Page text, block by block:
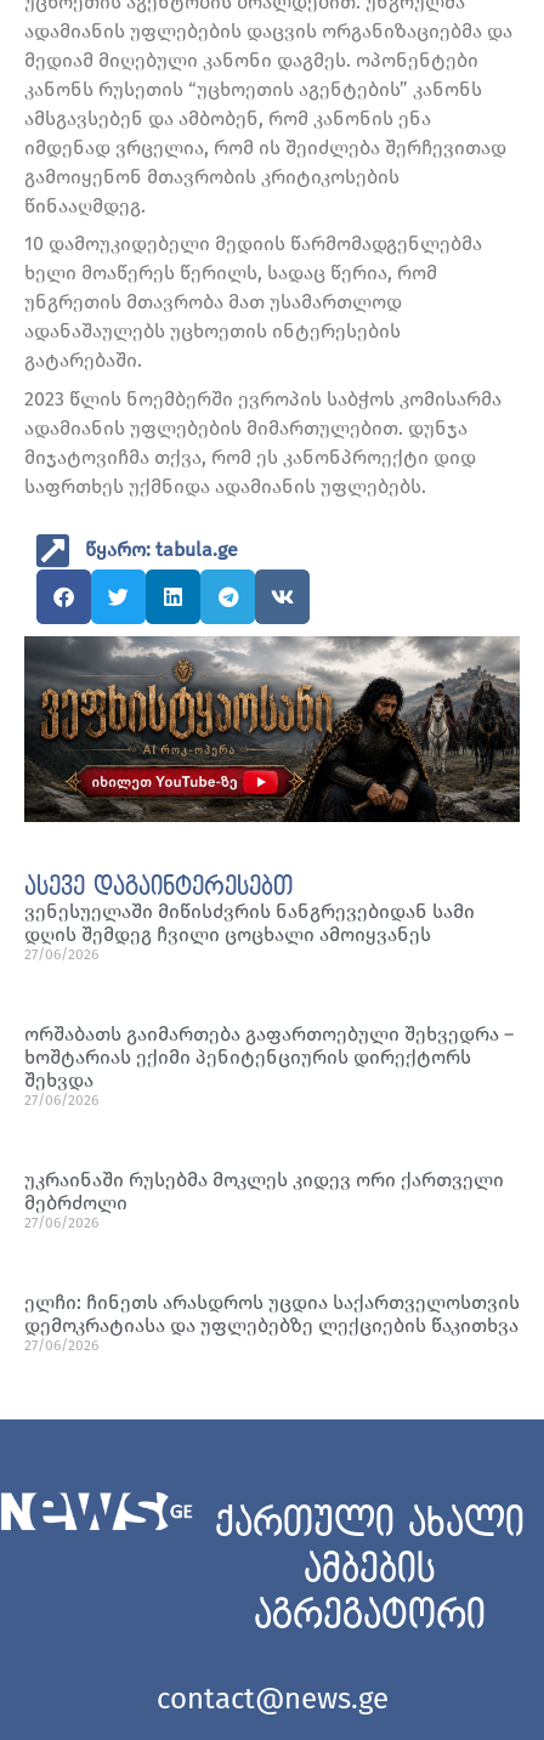
ადამიანის უფლებების დაცვის ორგანიზაციებმა და
მედიამ მიღებული კანონი დაგმეს. ოპონენტები
კანონს რუსეთის “უცხოეთის აგენტების” კანონს
ამსგავსებენ და ამბობენ, რომ კანონის ენა
იმდენად ვრცელია, რომ ის შეიძლება შერჩევითად
გამოიყენონ მთავრობის კრიტიკოსების
წინააღმდეგ.
10 დამოუკიდებელი მედიის წარმომადგენლებმა
ხელი მოაწერეს წერილს, სადაც წერია, რომ
უნგრეთის მთავრობა მათ უსამართლოდ
ადანაშაულებს უცხოეთის ინტერესების
გატარებაში.
2023 წლის ნოემბერში ევროპის საბჭოს კომისარმა
ადამიანის უფლებების მიმართულებით. დუნჯა
მიჯატოვიჩმა თქვა, რომ ეს კანონპროექტი დიდ
საფრთხეს უქმნიდა ადამიანის უფლებებს.
წყარო: tabula.ge
ასევე დაგაინტერესებთ
ვენესუელაში მიწისძვრის ნანგრევებიდან სამი
დღის შემდეგ ჩვილი ცოცხალი ამოიყვანეს
27/06/2026
ორშაბათს გაიმართება გაფართოებული შეხვედრა –
ხოშტარიას ექიმი პენიტენციურის დირექტორს
შეხვდა
27/06/2026
უკრაინაში რუსებმა მოკლეს კიდევ ორი ქართველი
მებრძოლი
27/06/2026
ელჩი: ჩინეთს არასდროს უცდია საქართველოსთვის
დემოკრატიასა და უფლებებზე ლექციების წაკითხვა
27/06/2026
ქართული ახალი
ამბების
აგრეგატორი
contact@news.ge